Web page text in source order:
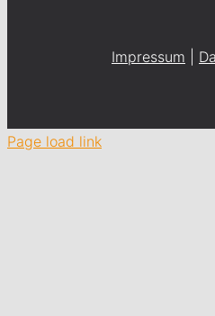
Impressum
Page load link